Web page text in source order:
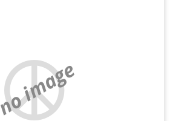
no image